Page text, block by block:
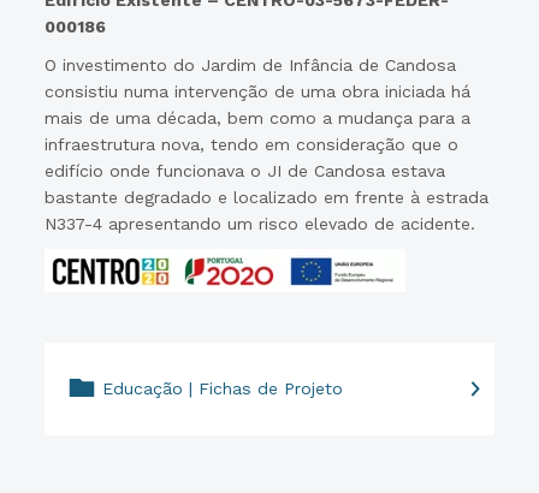
000186
O investimento do Jardim de Infância de Candosa
consistiu numa intervenção de uma obra iniciada há
mais de uma década, bem como a mudança para a
infraestrutura nova, tendo em consideração que o
edifício onde funcionava o JI de Candosa estava
bastante degradado e localizado em frente à estrada
N337-4 apresentando um risco elevado de acidente.
Educação | Fichas de Projeto